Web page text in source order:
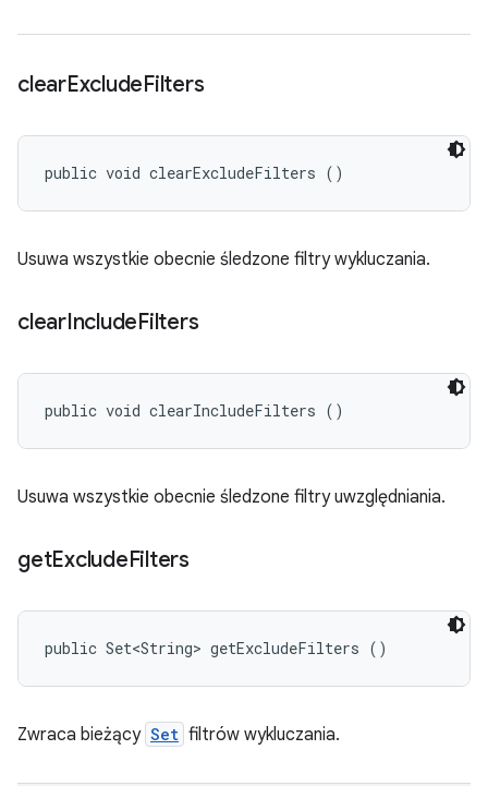
clearExcludeFilters
public void clearExcludeFilters ()
Usuwa wszystkie obecnie śledzone filtry wykluczania.
clearIncludeFilters
public void clearIncludeFilters ()
Usuwa wszystkie obecnie śledzone filtry uwzględniania.
getExcludeFilters
public Set<String> getExcludeFilters ()
Zwraca bieżący Set filtrów wykluczania.